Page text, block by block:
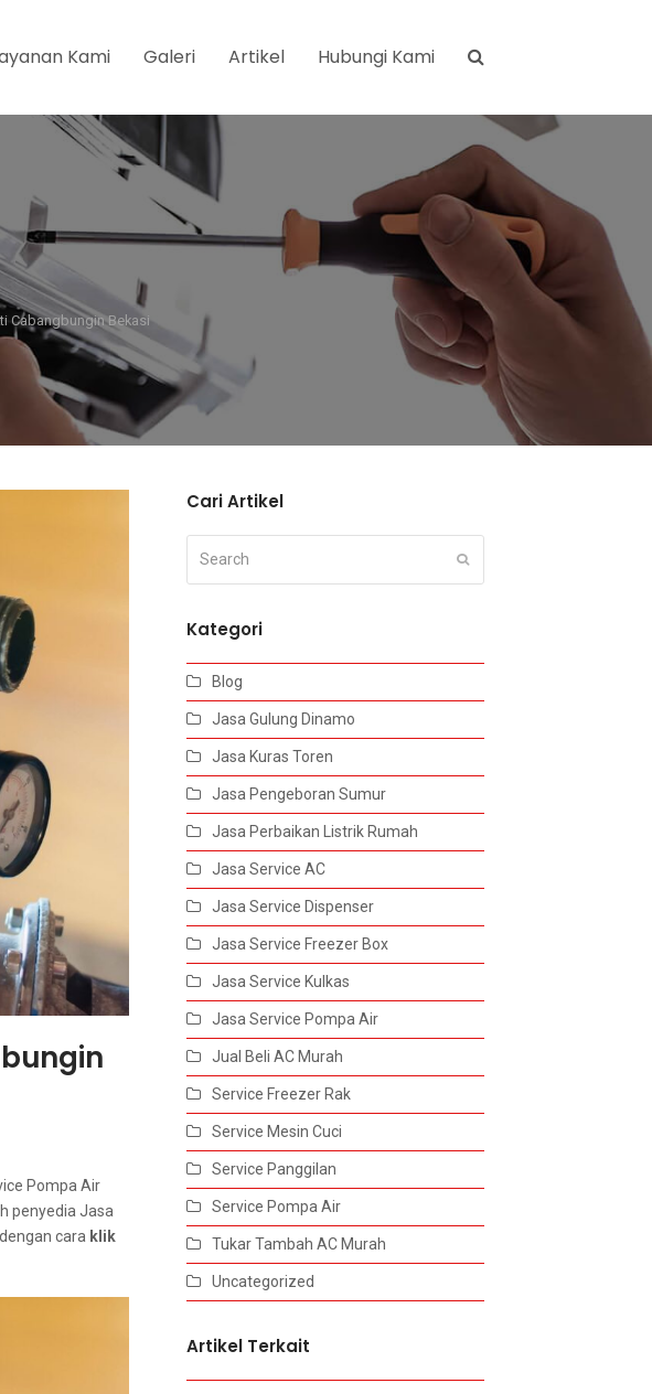
Kami Galeri Artikel Hubungi Kami
Cabangbungin Bekasi
Pompa Air
penyedia Jasa
cara klik
Cari Artikel
Kategori
Blog
Jasa Gulung Dinamo
Jasa Kuras Toren
Jasa Pengeboran Sumur
Jasa Perbaikan Listrik Rumah
Jasa Service AC
Jasa Service Dispenser
Jasa Service Freezer Box
Jasa Service Kulkas
Jasa Service Pompa Air
Jual Beli AC Murah
Service Freezer Rak
Service Mesin Cuci
Service Panggilan
Service Pompa Air
Tukar Tambah AC Murah
Uncategorized
Artikel Terkait